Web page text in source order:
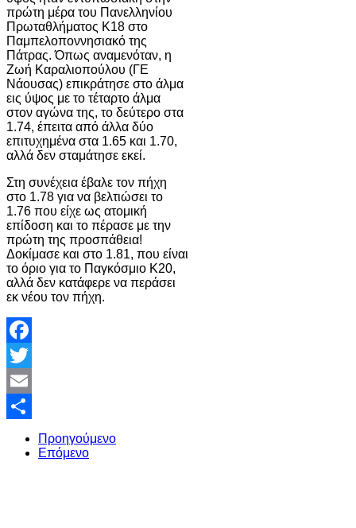
πρώτη μέρα του Πανελληνίου
Πρωταθλήματος Κ18 στο
Παμπελοποννησιακό της
Πάτρας. Όπως αναμενόταν, η
Ζωή Καραλιοπούλου (ΓΕ
Νάουσας) επικράτησε στο άλμα
εις ύψος με το τέταρτο άλμα
στον αγώνα της, το δεύτερο στα
1.74, έπειτα από άλλα δύο
επιτυχημένα στα 1.65 και 1.70,
αλλά δεν σταμάτησε εκεί.
Στη συνέχεια έβαλε τον πήχη
στο 1.78 για να βελτιώσει το
1.76 που είχε ως ατομική
επίδοση και το πέρασε με την
πρώτη της προσπάθεια!
Δοκίμασε και στο 1.81, που είναι
το όριο για το Παγκόσμιο Κ20,
αλλά δεν κατάφερε να περάσει
εκ νέου τον πήχη.
Facebook
Twitter
Email
Share
Προηγούμενο
Επόμενο